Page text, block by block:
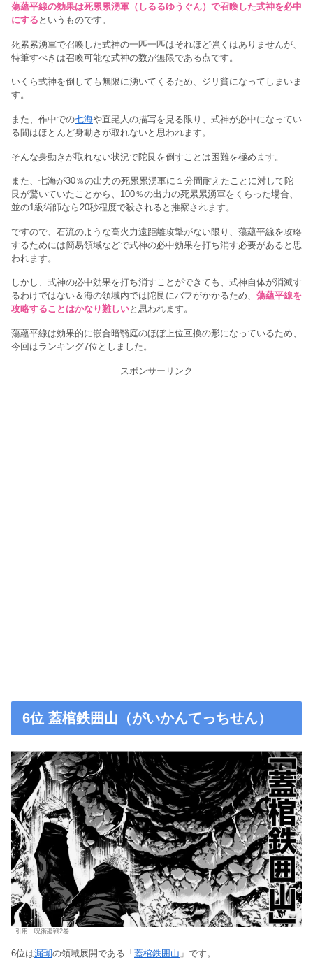
蕩蘊平線の効果は死累累湧軍（しるるゆうぐん）で召喚した式神を必中
にする というものです。
死累累湧軍で召喚した式神の一匹一匹はそれほど強くはありませんが、
特筆すべきは召喚可能な式神の数が無限である点です。
いくら式神を倒しても無限に湧いてくるため、ジリ貧になってしまいま
す。
また、作中での七海や直毘人の描写を見る限り、式神が必中になってい
る間はほとんど身動きが取れないと思われます。
そんな身動きが取れない状況で陀艮を倒すことは困難を極めます。
また、七海が30％の出力の死累累湧軍に１分間耐えたことに対して陀
艮が驚いていたことから、100％の出力の死累累湧軍をくらった場合、
並の1級術師なら20秒程度で殺されると推察されます。
ですので、石流のような高火力遠距離攻撃がない限り、蕩蘊平線を攻略
するためには簡易領域などで式神の必中効果を打ち消す必要があると思
われます。
しかし、式神の必中効果を打ち消すことができても、式神自体が消滅す
るわけではない＆海の領域内では陀艮にバフがかかるため、 蕩蘊平線を
攻略することはかなり難しいと思われます。
蕩蘊平線は効果的に嵌合暗翳庭のほぼ上位互換の形になっているため、
今回はランキング7位としました。
スポンサーリンク
6位 蓋棺鉄囲山（がいかんてっちせん）
引用：呪術廻戦2巻
6位は漏瑚の領域展開である「 蓋棺鉄囲山 」です。